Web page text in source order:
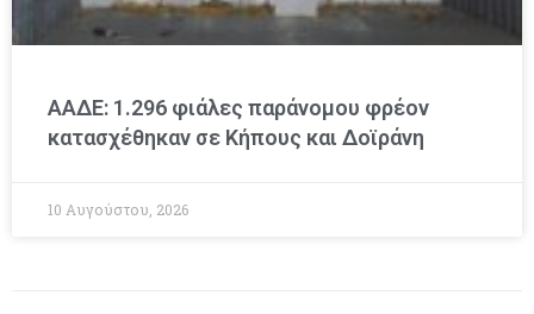
ΑΑΔΕ: 1.296 φιάλες παράνομου φρέον
κατασχέθηκαν σε Κήπους και Δοϊράνη
10 Αυγούστου, 2026